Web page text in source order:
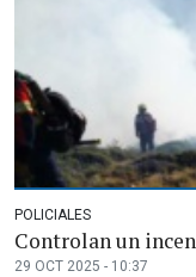
POLICIALES
Controlan un
29 OCT 2025 - 10:37